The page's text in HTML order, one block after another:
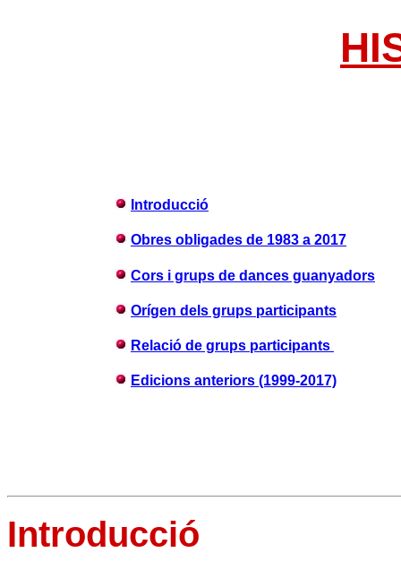
Introducció
Obres obligades de 1983 a 2017
Cors i grups de dances guanyadors
Orígen dels grups participants
Relació de grups participants
Edicions anteriors (1999-2017)
Introducció